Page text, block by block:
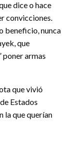
dice o hace
convicciones.
beneficio, nunca
que
poner armas
que vivió
Estados
la que querían